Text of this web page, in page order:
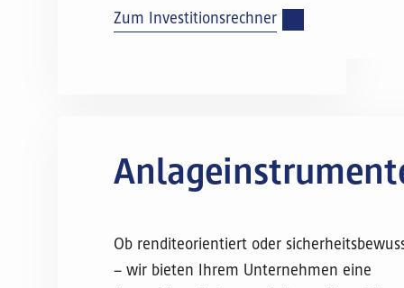
Zum Investitionsrechner
Ob renditeorientiert oder
– wir bieten Ihrem Unternehmen eine